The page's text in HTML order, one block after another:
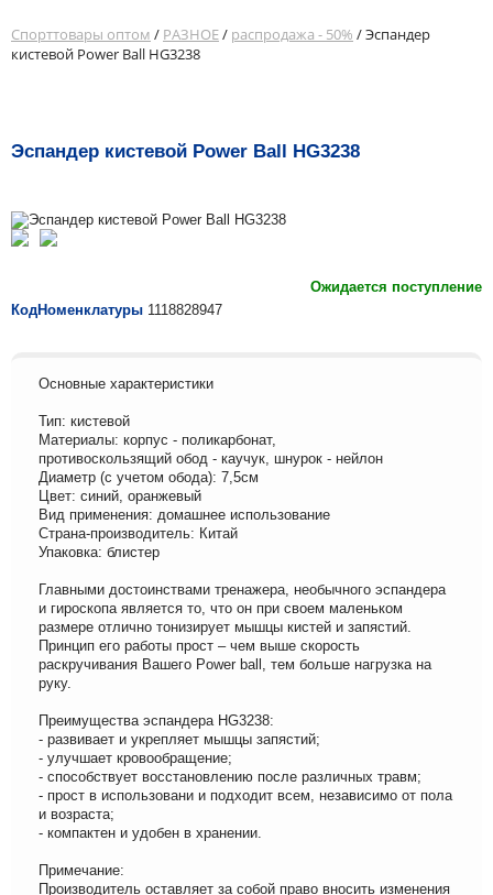
Спорттовары оптом / РАЗНОЕ/ распродажа - 50% / Эспандер
кистевой Power Ball HG3238
Эспандер кистевой Power Ball HG3238
Ожидается поступление
КодНоменклатуры 1118828947
Основные характеристики
Тип: кистевой
Материалы: корпус - поликарбонат,
противоскользящий обод - каучук, шнурок - нейлон
Диаметр (с учетом обода): 7,5см
Цвет: синий, оранжевый
Вид применения: домашнее использование
Страна-производитель: Китай
Упаковка: блистер
Главными достоинствами тренажера, необычного эспандера
и гироскопа является то, что он при своем маленьком
размере отлично тонизирует мышцы кистей и запястий.
Принцип его работы прост – чем выше скорость
раскручивания Вашего Power ball, тем больше нагрузка на
руку.
Преимущества эспандера HG3238:
- развивает и укрепляет мышцы запястий;
- улучшает кровообращение;
- способствует восстановлению после различных травм;
- прост в использовани и подходит всем, независимо от пола
и возраста;
- компактен и удобен в хранении.
Примечание:
Производитель оставляет за собой право вносить изменения